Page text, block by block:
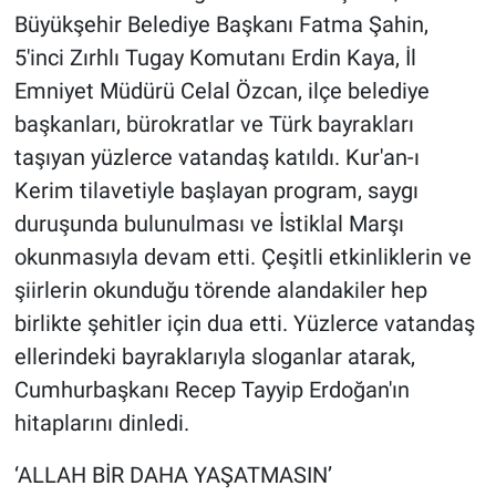
Büyükşehir Belediye Başkanı Fatma Şahin,
5'inci Zırhlı Tugay Komutanı Erdin Kaya, İl
Emniyet Müdürü Celal Özcan, ilçe belediye
başkanları, bürokratlar ve Türk bayrakları
taşıyan yüzlerce vatandaş katıldı. Kur'an-ı
Kerim tilavetiyle başlayan program, saygı
duruşunda bulunulması ve İstiklal Marşı
okunmasıyla devam etti. Çeşitli etkinliklerin ve
şiirlerin okunduğu törende alandakiler hep
birlikte şehitler için dua etti. Yüzlerce vatandaş
ellerindeki bayraklarıyla sloganlar atarak,
Cumhurbaşkanı Recep Tayyip Erdoğan'ın
hitaplarını dinledi.
‘ALLAH BİR DAHA YAŞATMASIN’